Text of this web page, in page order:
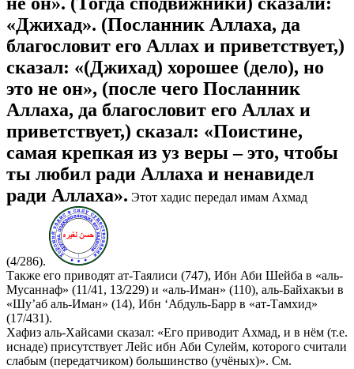
«Джихад». (Посланник Аллаха, да
благословит его Аллах и приветствует,)
сказал: «(Джихад) хорошее (дело), но
это не он», (после чего Посланник
Аллаха, да благословит его Аллах и
приветствует,) сказал: «Поистине,
самая крепкая из уз веры – это, чтобы
ты любил ради Аллаха и ненавидел
ради Аллаха». Этот хадис передал имам Ахмад
(4/286).
Также его приводят ат-Таялиси (747), Ибн Аби Шейба в «аль-
Мусаннаф» (11/41, 13/229) и «аль-Иман» (110), аль-Байхакъи в
«Шу’аб аль-Иман» (14), Ибн ‘Абдуль-Барр в «ат-Тамхид»
(17/431).
Хафиз аль-Хайсами сказал: «Его приводит Ахмад, и в нём (т.е.
иснаде) присутствует Лейс ибн Аби Сулейм, которого считали
слабым (передатчиком) большинство (учёных)». См.